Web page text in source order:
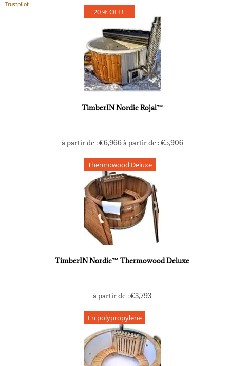
Trustpilot
20 % OFF!
TimberIN Nordic Rojal™
à partir de :€6,966à partir de :€5,906
Thermowood Deluxe
TimberIN Nordic™ Thermowood Deluxe
à partir de :€3,793
En polypropylene